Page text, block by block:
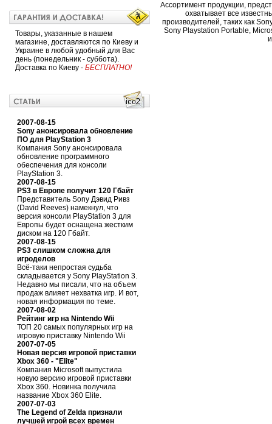
Товары, указанные в нашем
магазине, доставляются по Киеву и
Украине в любой удобный для Вас
день (понедельник - суббота).
Доставка по Киеву - БЕСПЛАТНО!
2007-08-15
Sony анонсировала обновление
ПО для PlayStation 3
Компания Sony анонсировала
обновление программного
обеспечения для консоли
PlayStation 3.
2007-08-15
PS3 в Европе получит 120 Гбайт
Представитель Sony Дэвид Ривз
(David Reeves) намекнул, что
версия консоли PlayStation 3 для
Европы будет оснащена жестким
диском на 120 Гбайт.
2007-08-15
PS3 слишком сложна для
игроделов
Всё-таки непростая судьба
складывается у Sony PlayStation 3.
Недавно мы писали, что на объем
продаж влияет нехватка игр. И вот,
новая информация по теме.
2007-08-02
Рейтинг игр на Nintendo Wii
ТОП 20 самых популярных игр на
игровую приставку Nintendo Wii
2007-07-05
Новая версия игровой приставки
Xbox 360 - "Elite"
Компания Microsoft выпустила
новую версию игровой приставки
Xbox 360. Новинка получила
название Xbox 360 Elite.
2007-07-03
The Legend of Zelda признали
лучшей игрой всех времен
Ассортимент продукции,
охватывает все
производителей, таких как
Sony Playstation Portable,